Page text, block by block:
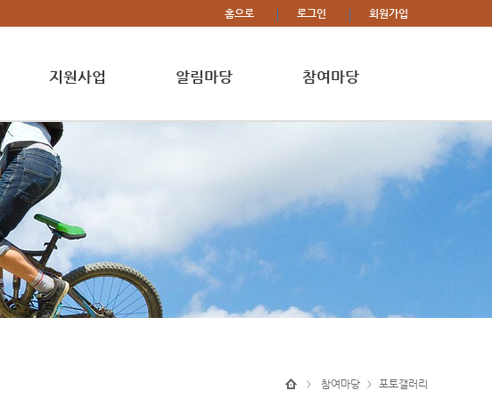
홈으로 로그인 회원가입
지원사업 알림마당 참여마당
> 참여마당 > 포토갤러리